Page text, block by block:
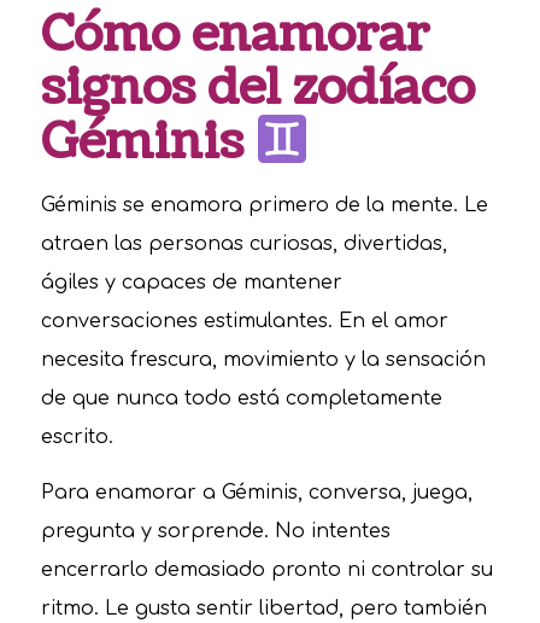
Cómo enamorar
signos del zodíaco
Géminis
Géminis se enamora primero de la mente. Le
atraen las personas curiosas, divertidas,
ágiles y capaces de mantener
conversaciones estimulantes. En el amor
necesita frescura, movimiento y la sensación
de que nunca todo está completamente
escrito.
Para enamorar a Géminis, conversa, juega,
pregunta y sorprende. No intentes
encerrarlo demasiado pronto ni controlar su
ritmo. Le gusta sentir libertad, pero también